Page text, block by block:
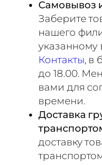
Самовывоз
Заберите
нашего
указанному
Контакты, в
до 18.00.
вами для
времени.
Доставка
доставку